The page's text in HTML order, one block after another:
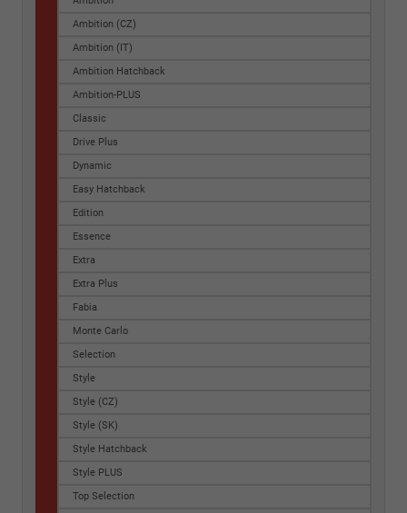
Ambition (CZ)
Ambition (IT)
Ambition Hatchback
Ambition-PLUS
Classic
Drive Plus
Dynamic
Easy Hatchback
Edition
Essence
Extra
Extra Plus
Fabia
Monte Carlo
Selection
Style
Style (CZ)
Style (SK)
Style Hatchback
Style PLUS
Top Selection